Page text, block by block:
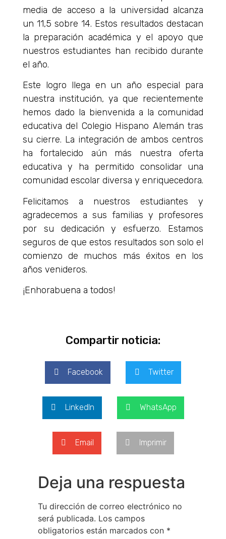
media de acceso a la universidad alcanza
un 11,5 sobre 14. Estos resultados destacan
la preparación académica y el apoyo que
nuestros estudiantes han recibido durante
el año.
Este logro llega en un año especial para
nuestra institución, ya que recientemente
hemos dado la bienvenida a la comunidad
educativa del Colegio Hispano Alemán tras
su cierre. La integración de ambos centros
ha fortalecido aún más nuestra oferta
educativa y ha permitido consolidar una
comunidad escolar diversa y enriquecedora.
Felicitamos a nuestros estudiantes y
agradecemos a sus familias y profesores
por su dedicación y esfuerzo. Estamos
seguros de que estos resultados son solo el
comienzo de muchos más éxitos en los
años venideros.
¡Enhorabuena a todos!
Compartir noticia:
Facebook Twitter
LinkedIn WhatsApp
Email Imprimir
Deja una respuesta
Tu dirección de correo electrónico no
será publicada. Los campos
obligatorios están marcados con *